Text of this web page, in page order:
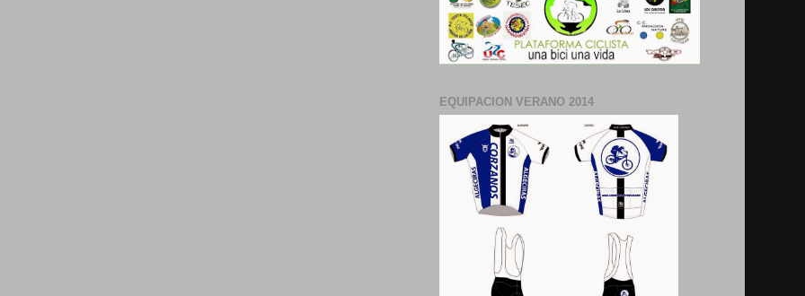
EQUIPACION VERANO 2014